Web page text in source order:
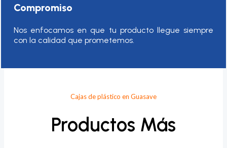
Compromiso
Nos enfocamos en que tu producto llegue siempre
con la calidad que prometemos.
Cajas de plástico en Guasave
Productos Más